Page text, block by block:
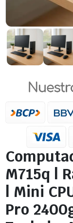
M715q |
| Mini
Pro